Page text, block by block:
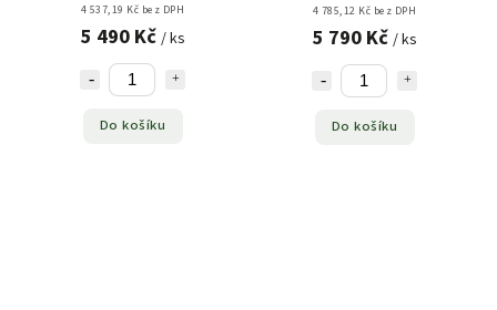
4 537,19 Kč bez DPH
5 490 Kč / ks
Do košíku
4 785,12 Kč bez DPH
5 790 Kč / ks
Do košíku